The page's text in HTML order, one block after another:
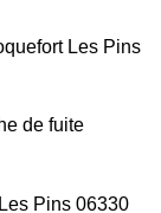
Les Pins
de fuite
Pins 06330